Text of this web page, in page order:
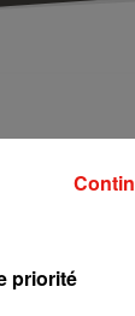
dans le
priorité